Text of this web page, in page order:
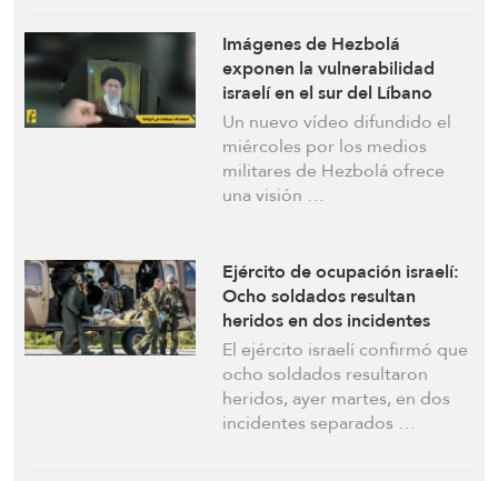
Imágenes de Hezbolá
exponen la vulnerabilidad
israelí en el sur del Líbano
Un nuevo vídeo difundido el
miércoles por los medios
militares de Hezbolá ofrece
una visión …
Ejército de ocupación israelí:
Ocho soldados resultan
heridos en dos incidentes
separados
El ejército israelí confirmó que
ocho soldados resultaron
heridos, ayer martes, en dos
incidentes separados …